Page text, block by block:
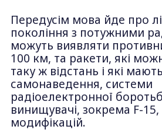
Передусім мова йде про
покоління з потужними
можуть виявляти
100 км, та ракети, які
таку ж відстань і які
самонаведення, системи
радіоелектронної
винищувачі, зокрема F-
модифікацій.